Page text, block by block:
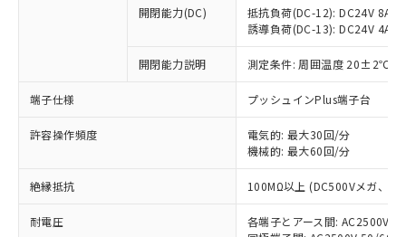
開閉能力(DC)
抵抗負荷(DC-12): DC24V 8A/
誘導負荷(DC-13): DC24V 4A/
開閉能力説明 測定条件: 周囲温度 20±2℃、
端子仕様 プッシュインPlus端子台
許容操作頻度
電気的: 最大30回/分
機械的: 最大60回/分
絶縁抵抗 100MΩ以上 (DC500Vメガ、点
耐電圧
各端子とアース間: AC2500V
本サービスは、当社制御機器事業取扱
商品の当社在庫状況および標準価格
(税抜)を提供させていただくもので
当社制御機器事業取扱商品の中には、
本サービスの対象外となる商品もある
ことをご了承ください。
在庫状況および標準価格照会結果は、
記載している更新日時点での社内デー
タに基づき作成されるものであり、閲
準価格とは異なる場合があることをご
調査・確認中：EU RoHS指令（10物質）の
非含有の対応状況を調査中または確認中の
非該当品：ライセンス料など無形物で、有
害物質有無と関係のない商品です。
仕入先様の事情により、非含有部品として
いたものが、含有品と判明した場合などや
むを得ず変更することがあります。
*EU RoHS指令（10物質）：
鉛(Pb) 1000ppm以下、 水銀(Hg) 1000ppm以下、 カド
六価クロム(Cr(Ⅵ)) 1000ppm以下、ポリ臭化ビフェニル
「○」：最大均質材料含有率が中国RoHSの
基準値以下であることを示します。
「×」：最大均質材料含有率が中国RoHSの
基準値を超えていることを示します。
「－」：未確認です。当社販売部門へお問
当社は、これら貴社製品のうち、外国
為替および外国貿易法に定める商品
（以下｢規制貨物等」という）を輸出
または国外への提供する場合は、日本
国政府の輸出許可(または役務取引許
可)を取得するなどの必要な手続きを